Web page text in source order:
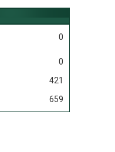
HĐND
ương thực hiện
bền vững và
đồng bào
núi giai đoạn
tỉnh Nghệ An
0
0
421
659